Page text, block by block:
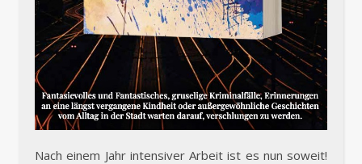
Nach einem Jahr intensiver Arbeit ist es nun soweit!